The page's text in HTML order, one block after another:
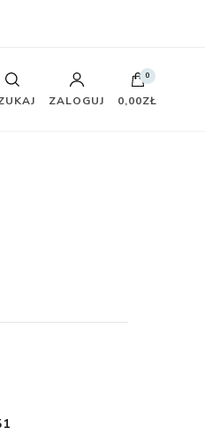
ZALOGUJ
0
0,00ZŁ